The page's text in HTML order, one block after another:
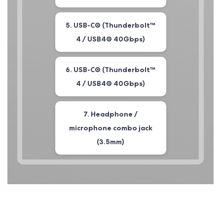
5. USB-C® (Thunderbolt™
4 / USB4® 40Gbps)
6. USB-C® (Thunderbolt™
4 / USB4® 40Gbps)
7. Headphone /
microphone combo jack
(3.5mm)